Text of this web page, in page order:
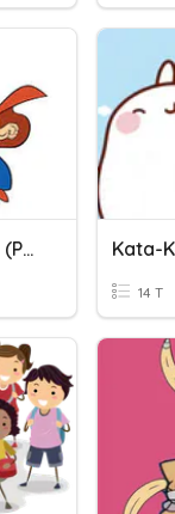
Kata Ganti Nama (padan Maksud) T3
14 T